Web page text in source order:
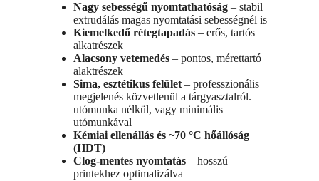
Nagy sebességű nyomtathatóság – stabil
extrudálás magas nyomtatási sebességnél is
Kiemelkedő rétegtapadás – erős, tartós
alkatrészek
Alacsony vetemedés – pontos, mérettartó
alaktrészek
Sima, esztétikus felület – professzionális
megjelenés közvetlenül a tárgyasztalról.
utómunka nélkül, vagy minimális
utómunkával
Kémiai ellenállás és ~70 °C hőállóság
(HDT)
Clog-mentes nyomtatás – hosszú
printekhez optimalizálva